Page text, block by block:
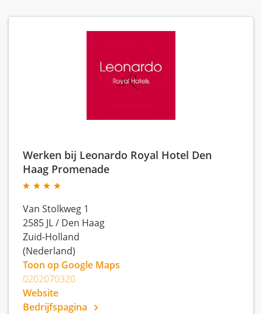
Werken bij Leonardo Royal Hotel Den
Haag Promenade
Van Stolkweg 1
2585 JL/ Den Haag
Zuid-Holland
(Nederland)
Toon op Google Maps
0202070320
Website
Bedrijfspagina